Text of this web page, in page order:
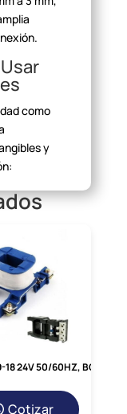
como
y
de color
rápida del
Cotizar